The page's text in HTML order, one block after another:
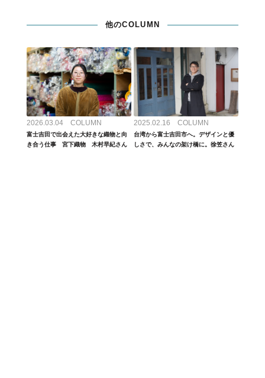
他のCOLUMN
2026.03.04 COLUMN
富士吉田で出会えた大好きな織物と向
き合う仕事 宮下織物 木村早紀さん
2025.02.16 COLUMN
台湾から富士吉田市へ。デザインと優
しさで、みんなの架け橋に。徐笠さん